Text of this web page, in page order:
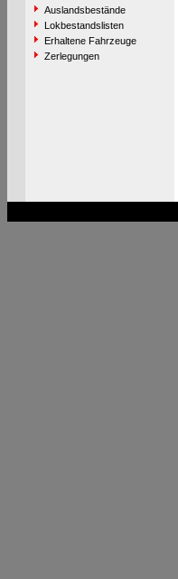
Auslandsbestände
Lokbestandslisten
Erhaltene Fahrzeuge
Zerlegungen